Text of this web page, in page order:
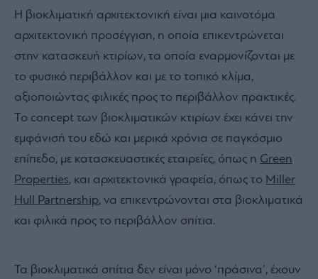
Η βιοκλιματική αρχιτεκτονική είναι μια καινοτόμα
αρχιτεκτονική προσέγγιση, η οποία επικεντρώνεται
στην κατασκευή κτιρίων, τα οποία εναρμονίζονται με
το φυσικό περιβάλλον και με το τοπικό κλίμα,
αξιοποιώντας φιλικές προς το περιβάλλον πρακτικές.
Το concept των βιοκλιματικών κτιρίων έχει κάνει την
εμφάνισή του εδώ και μερικά χρόνια σε παγκόσμιο
επίπεδο, με κατασκευαστικές εταιρείες, όπως η Green
Properties, και αρχιτεκτονικά γραφεία, όπως το Miller
Hull Partnership, να επικεντρώνονται στα βιοκλιματικά
και φιλικά προς το περιβάλλον σπίτια.
Τα βιοκλιματικά σπίτια δεν είναι μόνο ‘πράσινα’, έχουν